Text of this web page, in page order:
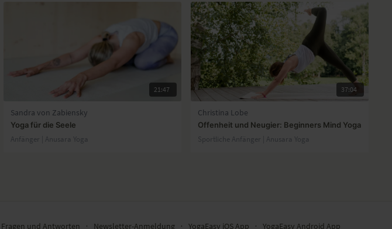
21:47
Sandra von Zabiensky
Yoga für die Seele
Anfänger | Anusara Yoga
37:04
Christina Lobe
Offenheit und Neugier: Beginners Mind Yoga
Sportliche Anfänger | Anusara Yoga
Fragen und Antworten ∙ Newsletter-Anmeldung ∙ YogaEasy iOS App ∙ YogaEasy Android App